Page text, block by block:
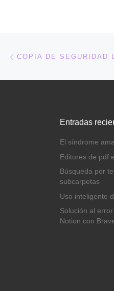
Navegación
COPIA DE SEGURIDAD
Entradas
El síndrome
Editores de pdf
Búsqueda por
subcarpetas
Uso inteligente
Solución al
Notion con